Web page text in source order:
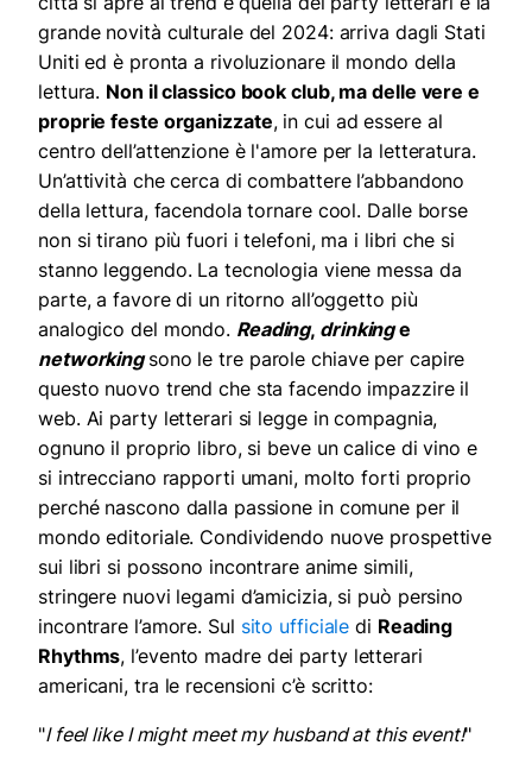
grande novità culturale del 2024: arriva dagli Stati
Uniti ed è pronta a rivoluzionare il mondo della
lettura. Non il classico book club, ma delle vere e
proprie feste organizzate, in cui ad essere al
centro dell’attenzione è l'amore per la letteratura.
Un’attività che cerca di combattere l’abbandono
della lettura, facendola tornare cool. Dalle borse
non si tirano più fuori i telefoni, ma i libri che si
stanno leggendo. La tecnologia viene messa da
parte, a favore di un ritorno all’oggetto più
analogico del mondo. Reading, drinkinge
networking sono le tre parole chiave per capire
questo nuovo trend che sta facendo impazzire il
web. Ai party letterari si legge in compagnia,
ognuno il proprio libro, si beve un calice di vino e
si intrecciano rapporti umani, molto forti proprio
perché nascono dalla passione in comune per il
mondo editoriale. Condividendo nuove prospettive
sui libri si possono incontrare anime simili,
stringere nuovi legami d’amicizia, si può persino
incontrare l’amore. Sul sito ufficiale di Reading
Rhythms, l’evento madre dei party letterari
americani, tra le recensioni c’è scritto:
"I feel like I might meet my husband at this event!"